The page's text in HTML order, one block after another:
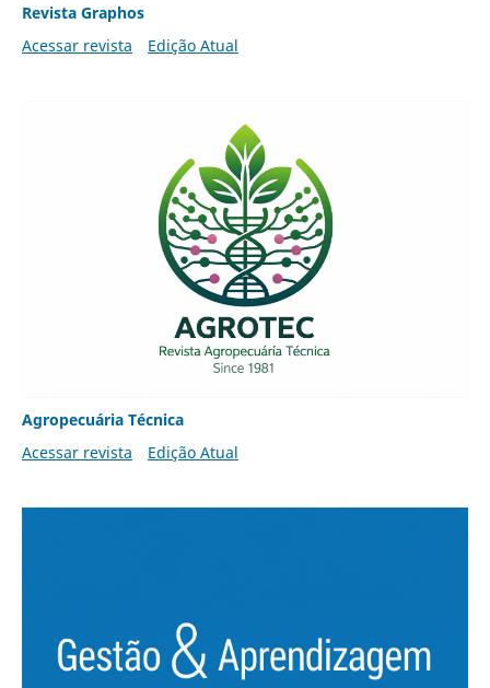
Revista Graphos
Acessar revista
Edição Atual
Agropecuária Técnica
Acessar revista
Edição Atual